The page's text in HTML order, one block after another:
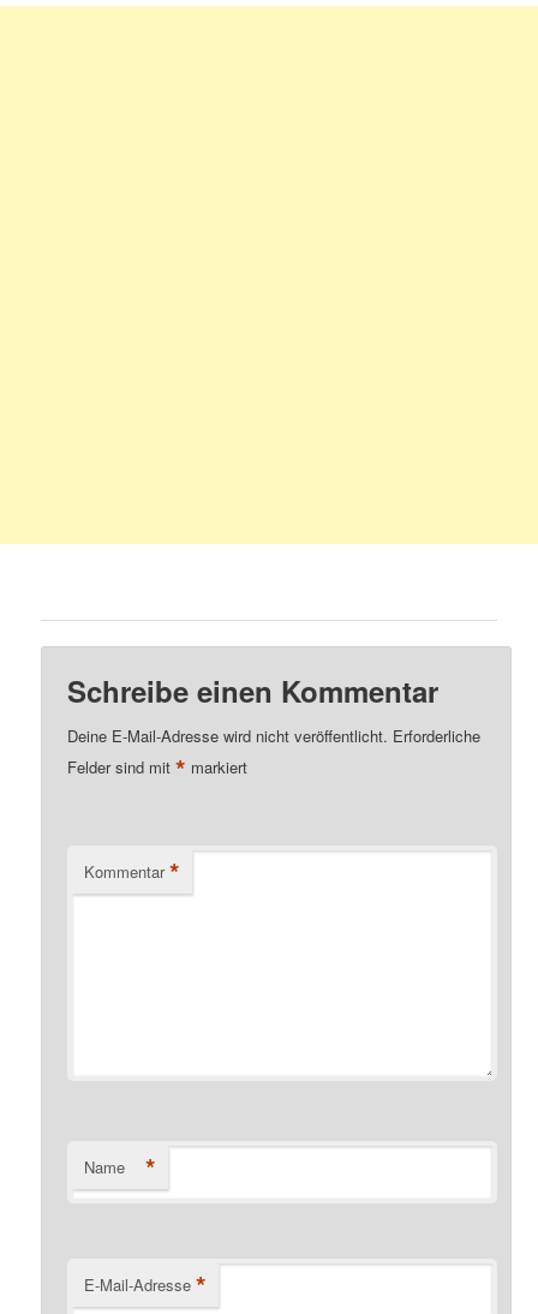
Schreibe einen Kommentar
Deine E-Mail-Adresse wird nicht veröffentlicht. Erforderliche
Felder sind mit* markiert
Kommentar *
Name *
E-Mail-Adresse *